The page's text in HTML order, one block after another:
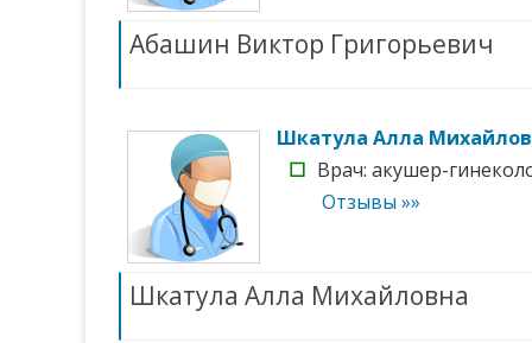
Абашин Виктор Григорьевич
Шкатула Алла
☐ Врач: акушер-
Отзывы »»
Шкатула Алла Михайловна